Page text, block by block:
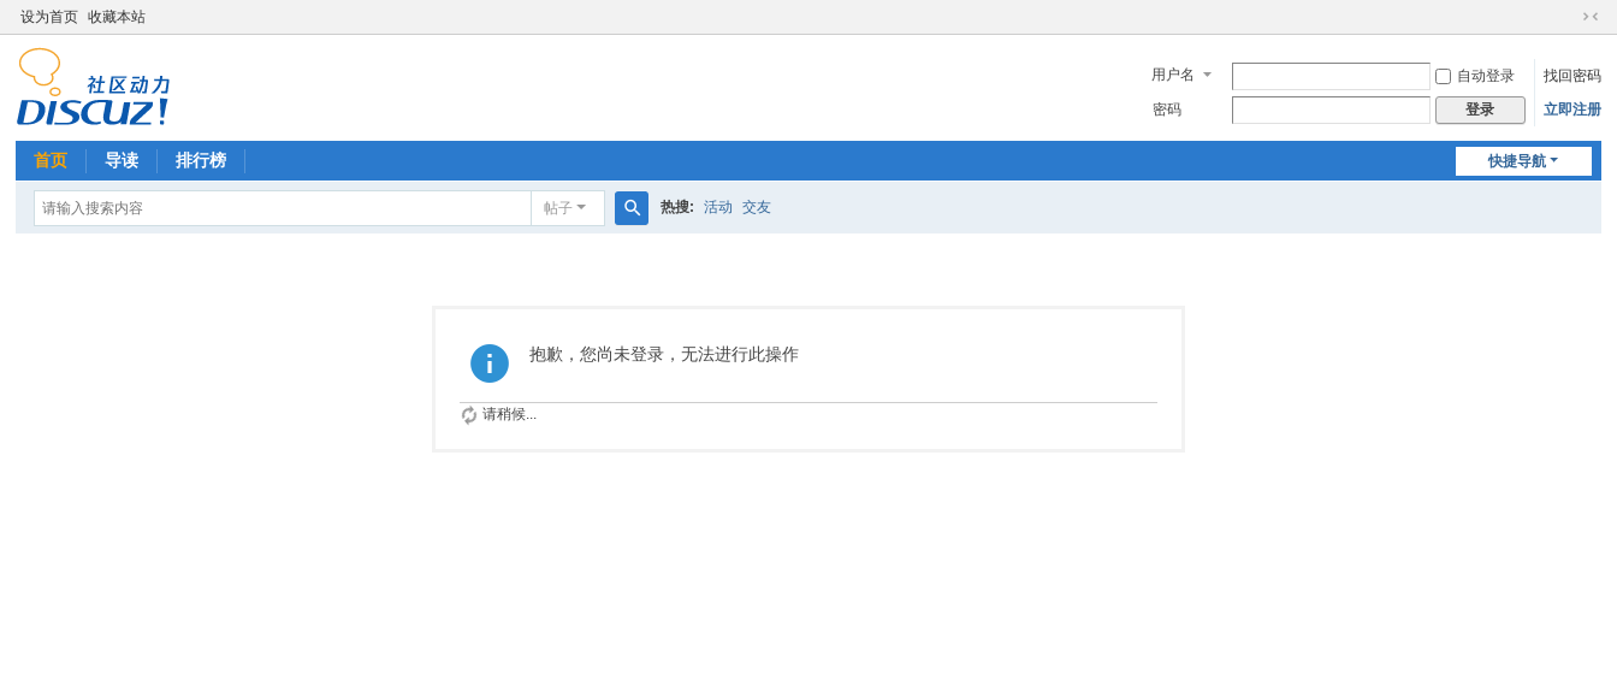
设为首页 收藏本站
切
到
窄
用户名 自动登录
找回密码
密码
登录 立即注册
快捷导航
首页 导读 排行榜
帖子 热搜: 活动 交友
抱歉，您尚未登录，无法进行此操作
请稍候...